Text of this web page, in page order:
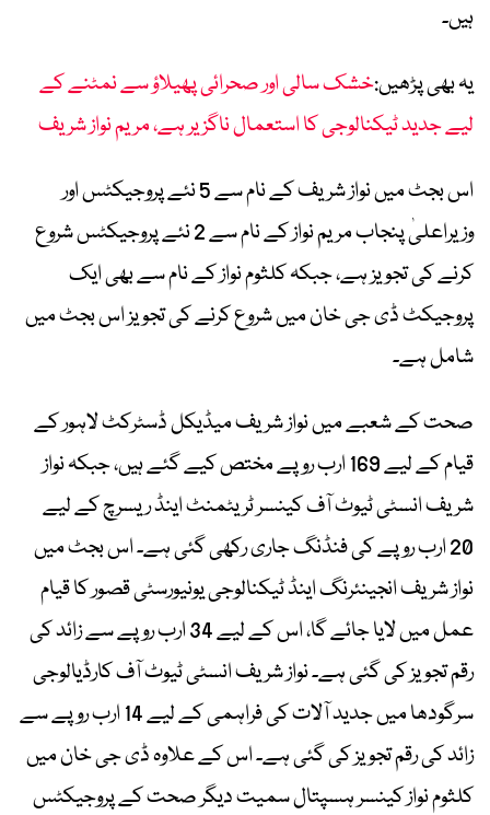
ہیں۔
یہ بھی پڑھیں:خشک سالی اور صحرائی پھیلاؤ سے نمٹنے کے
لیے جدید ٹیکنالوجی کا استعمال ناگزیر ہے، مریم نواز شریف
اس بجٹ میں نواز شریف کے نام سے 5 نئے پروجیکٹس اور
وزیراعلیٰ پنجاب مریم نواز کے نام سے 2 نئے پروجیکٹس شروع
کرنے کی تجویز ہے، جبکہ کلثوم نواز کے نام سے بھی ایک
پروجیکٹ ڈی جی خان میں شروع کرنے کی تجویز اس بجٹ میں
شامل ہے۔
صحت کے شعبے میں نواز شریف میڈیکل ڈسٹرکٹ لاہور کے
قیام کے لیے 169 ارب روپے مختص کیے گئے ہیں، جبکہ نواز
شریف انسٹی ٹیوٹ آف کینسر ٹریٹمنٹ اینڈ ریسرچ کے لیے
20 ارب روپے کی فنڈنگ جاری رکھی گئی ہے۔ اس بجٹ میں
نواز شریف انجینئرنگ اینڈ ٹیکنالوجی یونیورسٹی قصور کا قیام
عمل میں لایا جائے گا، اس کے لیے 34 ارب روپے سے زائد کی
رقم تجویز کی گئی ہے۔ نواز شریف انسٹی ٹیوٹ آف کارڈیالوجی
سرگودھا میں جدید آلات کی فراہمی کے لیے 14 ارب روپے سے
زائد کی رقم تجویز کی گئی ہے۔ اس کے علاوہ ڈی جی خان میں
کلثوم نواز کینسر ہسپتال سمیت دیگر صحت کے پروجیکٹس